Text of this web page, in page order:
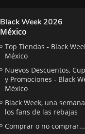
Black Week 2026
México
Top Tiendas - Black
México
Nuevos Descuentos,
y Promociones - Black
México
Black Week, una
los fans de las rebajas
Comprar o no comprar...